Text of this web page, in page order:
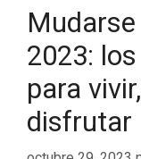
2023:
para
disfrutar